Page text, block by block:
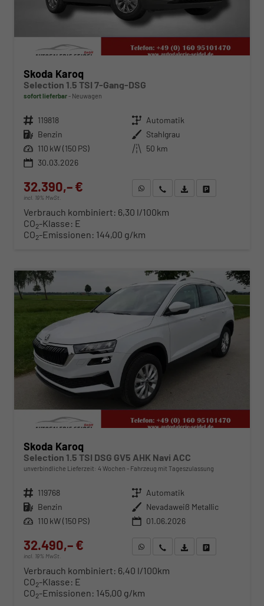
Skoda Karoq
Selection 1.5 TSI 7-Gang-DSG
sofort lieferbar Neuwagen
Fahrzeugnr. 119818 Getriebe Automatik
Kraftstoff Benzin Außenfarbe Stahlgrau
Leistung 110 kW (150 PS) Kilometerstand 50 km
30.03.2026
32.390,– €
incl. 19% MwSt.
WhatsApp anfragen
Wir rufen Sie anFahrzeugexposé (PDF)
Verbrauch kombiniert: 6,30 l/100km
CO2-Klasse: E
CO2-Emissionen: 144,00 g/km
Skoda Karoq
Selection 1.5 TSI DSG GV5 AHK Navi ACC
unverbindliche Lieferzeit: 4 Wochen Fahrzeug mit Tageszulassung
Fahrzeugnr. 119768 Getriebe Automatik
Kraftstoff Benzin Außenfarbe Nevadaweiß Metallic
Leistung 110 kW (150 PS) 01.06.2026
32.490,– €
incl. 19% MwSt.
WhatsApp anfragen
Wir rufen Sie anFahrzeugexposé (PDF)
Verbrauch kombiniert: 6,40 l/100km
CO2-Klasse: E
CO2-Emissionen: 145,00 g/km